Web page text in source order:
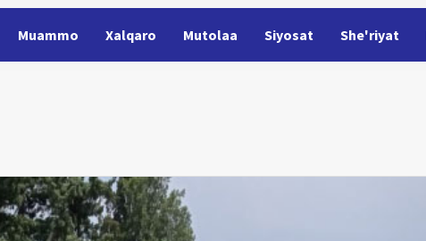
Muammo Xalqaro Mutolaa Siyosat She'riyat